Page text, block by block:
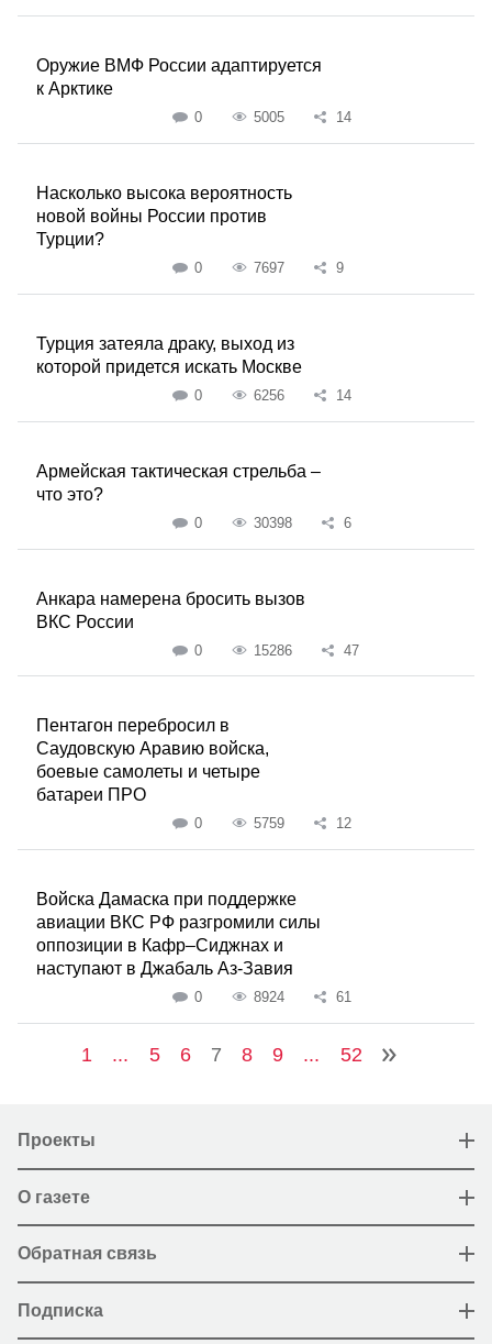
Оружие ВМФ России адаптируется
к Арктике
0 5005 14
Насколько высока вероятность
новой войны России против
Турции?
0 7697 9
Турция затеяла драку, выход из
которой придется искать Москве
0 6256 14
Армейская тактическая стрельба –
что это?
0 30398 6
Анкара намерена бросить вызов
ВКС России
0 15286 47
Пентагон перебросил в
Саудовскую Аравию войска,
боевые самолеты и четыре
батареи ПРО
0 5759 12
Войска Дамаска при поддержке
авиации ВКС РФ разгромили силы
оппозиции в Кафр–Сиджнах и
наступают в Джабаль Аз-Завия
0 8924 61
1 ... 5 6 7 8 9 ... 52
Проекты
О газете
Обратная связь
Подписка